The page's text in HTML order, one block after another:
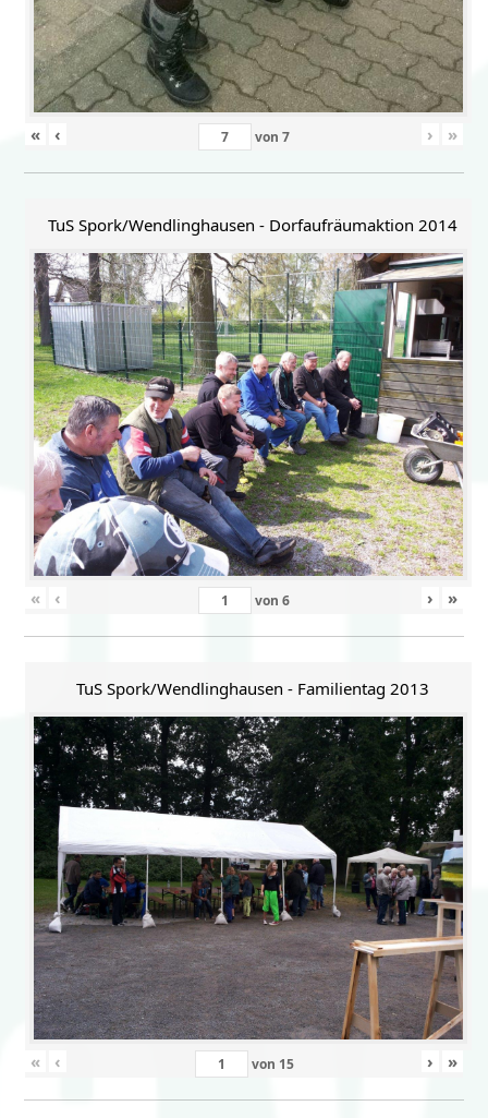
« ‹ von 7 › »
TuS Spork/Wendlinghausen - Dorfaufräumaktion 2014
« ‹ von 6 › »
TuS Spork/Wendlinghausen - Familientag 2013
« ‹ von 15 › »